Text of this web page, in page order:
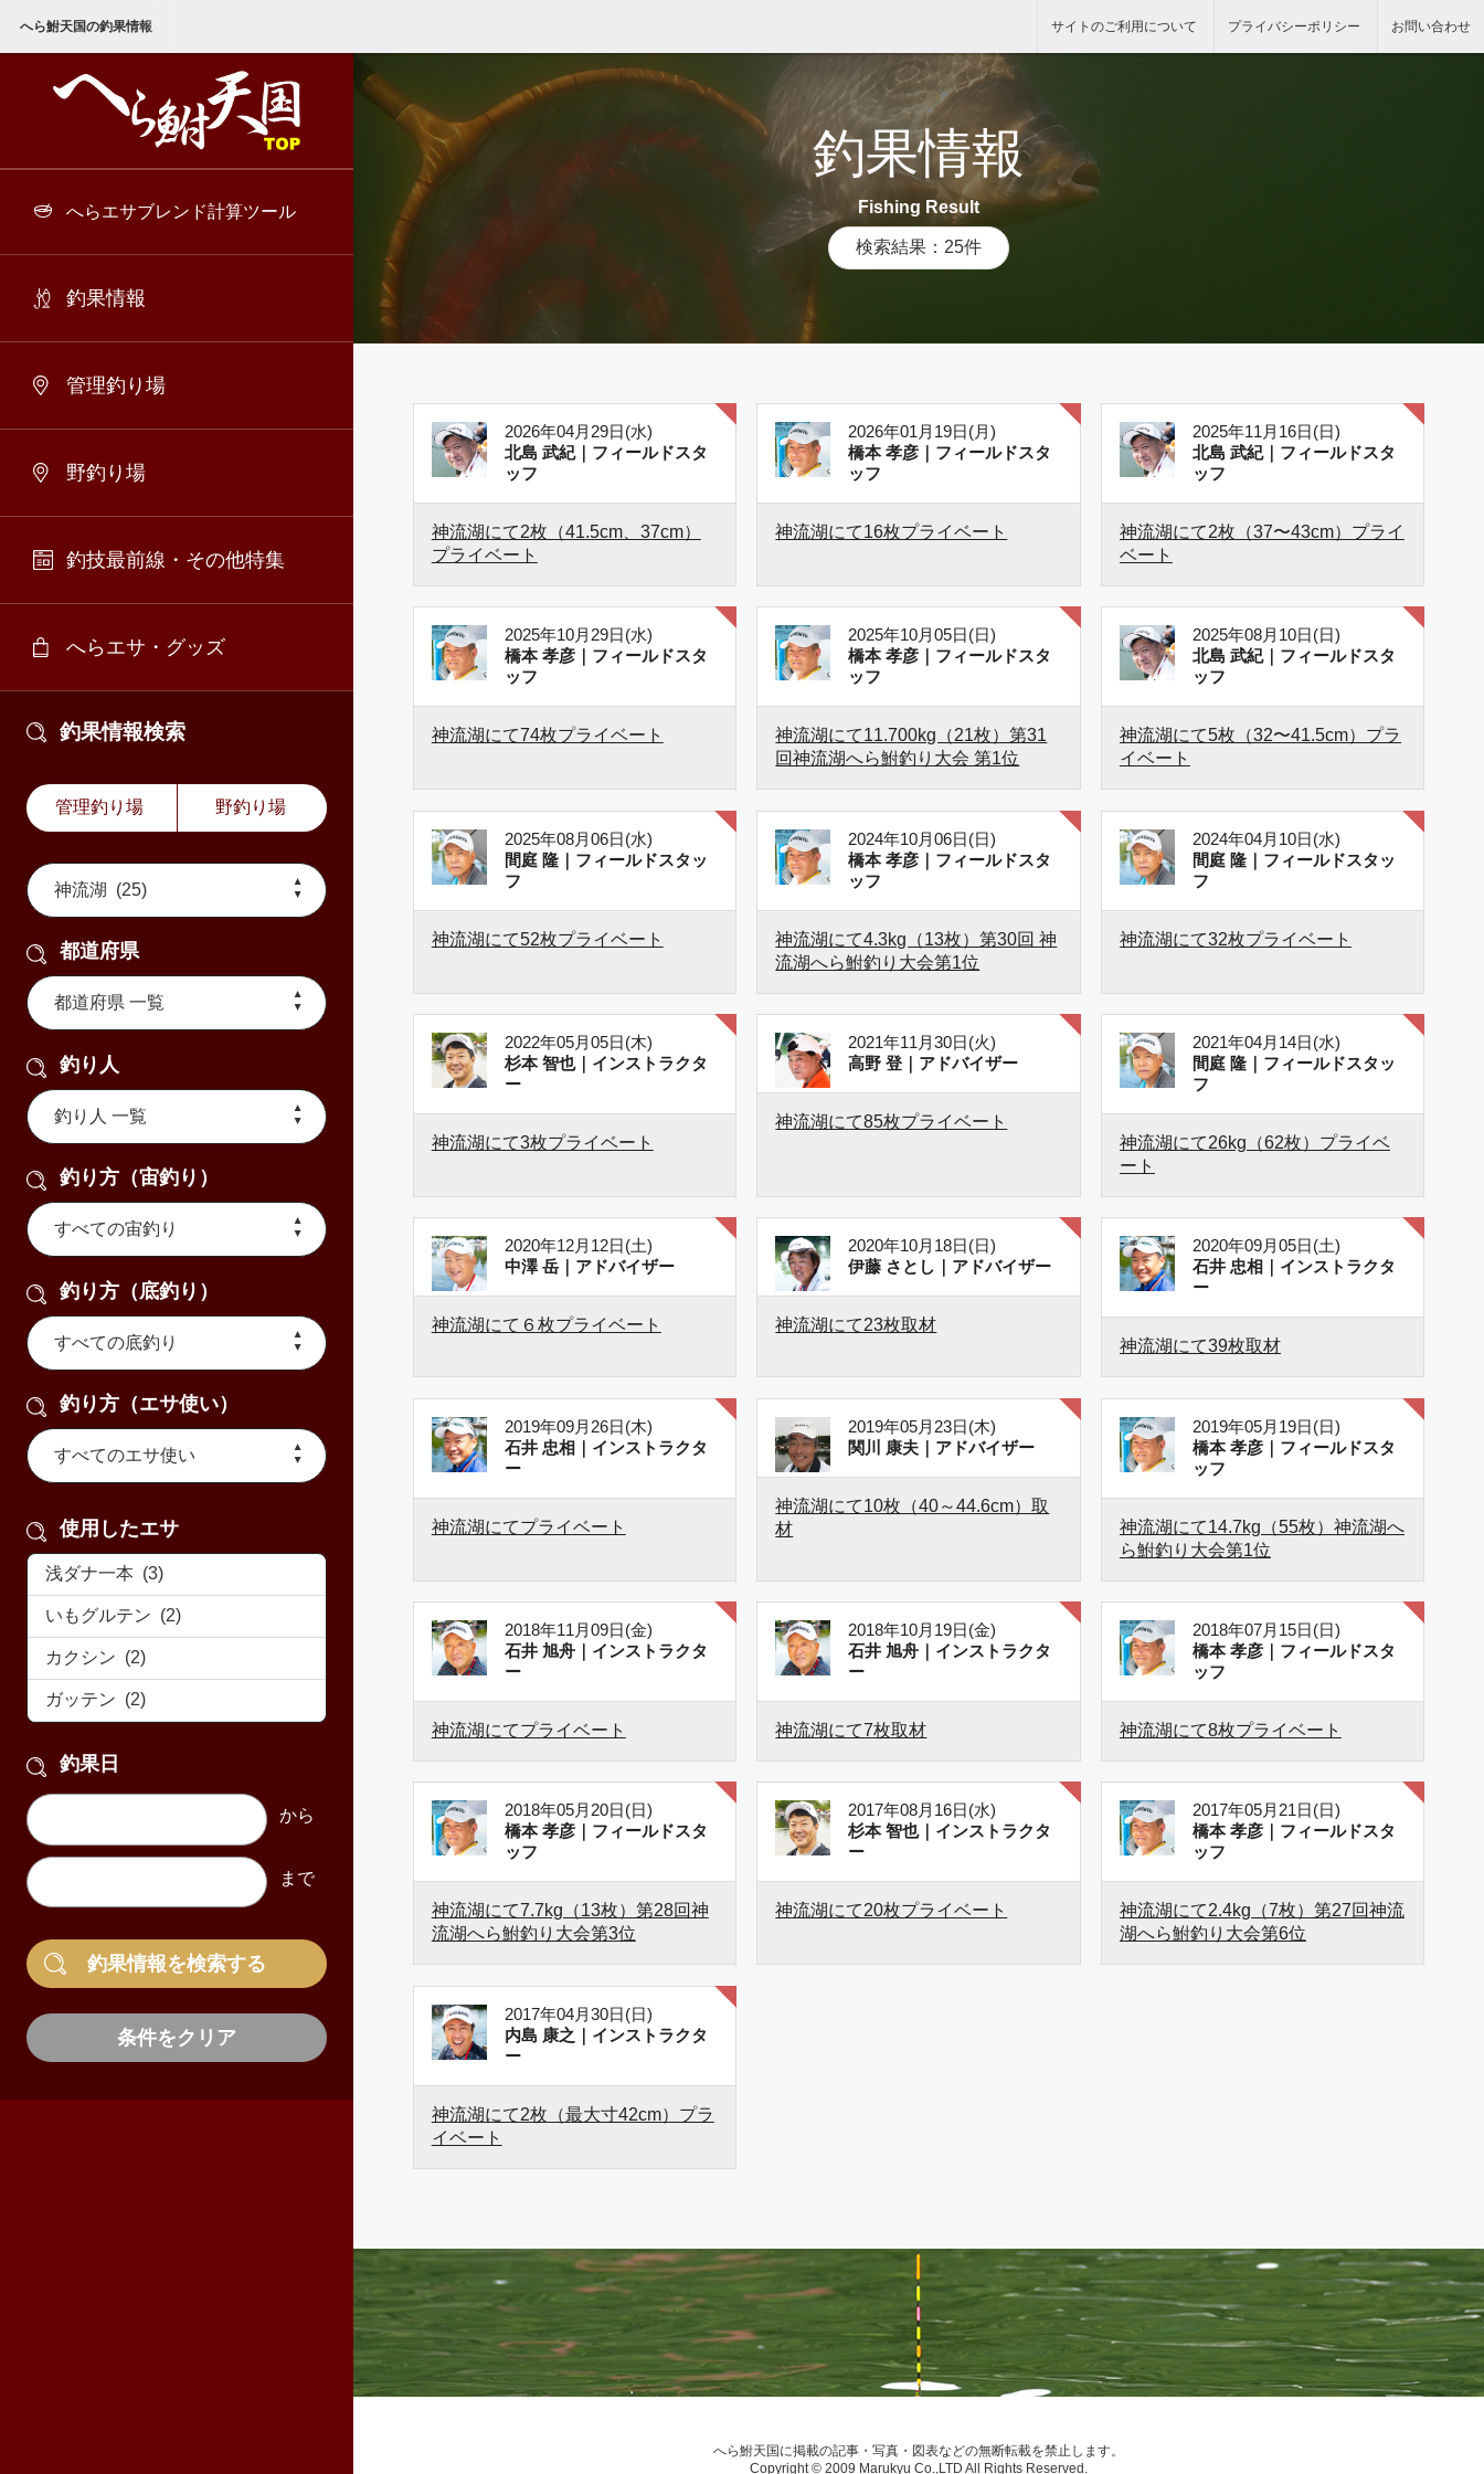
へら鮒天国の釣果情報 サイトのご利用について プライバシーポリシー お問い合わせ
へらエサブレンド計算ツール
釣果情報
管理釣り場
野釣り場
釣技最前線・その他特集
へらエサ・グッズ
釣果情報検索
管理釣り場 野釣り場
都道府県
釣り人
釣り方（宙釣り）
釣り方（底釣り）
釣り方（エサ使い）
使用したエサ
釣果日
条件をクリア
釣果情報
Fishing Result
検索結果：25件
2026年04月29日(水)
北島 武紀｜フィールドスタ
ッフ
神流湖にて2枚（41.5cm、37cm）
プライベート
2026年01月19日(月)
橋本 孝彦｜フィールドスタ
ッフ
神流湖にて16枚プライベート
2025年11月16日(日)
北島 武紀｜フィールドスタ
ッフ
神流湖にて2枚（37〜43cm）プライ
ベート
2025年10月29日(水)
橋本 孝彦｜フィールドスタ
ッフ
神流湖にて74枚プライベート
2025年10月05日(日)
橋本 孝彦｜フィールドスタ
ッフ
神流湖にて11.700kg（21枚）第31
回神流湖へら鮒釣り大会 第1位
2025年08月10日(日)
北島 武紀｜フィールドスタ
ッフ
神流湖にて5枚（32〜41.5cm）プラ
イベート
2025年08月06日(水)
間庭 隆｜フィールドスタッ
フ
神流湖にて52枚プライベート
2024年10月06日(日)
橋本 孝彦｜フィールドスタ
ッフ
神流湖にて4.3kg（13枚）第30回 神
流湖へら鮒釣り大会第1位
2024年04月10日(水)
間庭 隆｜フィールドスタッ
フ
神流湖にて32枚プライベート
2022年05月05日(木)
杉本 智也｜インストラクタ
ー
神流湖にて3枚プライベート
2021年11月30日(火)
高野 登｜アドバイザー
神流湖にて85枚プライベート
2021年04月14日(水)
間庭 隆｜フィールドスタッ
フ
神流湖にて26kg（62枚）プライベ
ート
2020年12月12日(土)
中澤 岳｜アドバイザー
神流湖にて６枚プライベート
2020年10月18日(日)
伊藤 さとし｜アドバイザー
神流湖にて23枚取材
2020年09月05日(土)
石井 忠相｜インストラクタ
ー
神流湖にて39枚取材
2019年09月26日(木)
石井 忠相｜インストラクタ
ー
神流湖にてプライベート
2019年05月23日(木)
関川 康夫｜アドバイザー
神流湖にて10枚（40～44.6cm）取
材
2019年05月19日(日)
橋本 孝彦｜フィールドスタ
ッフ
神流湖にて14.7kg（55枚）神流湖へ
ら鮒釣り大会第1位
2018年11月09日(金)
石井 旭舟｜インストラクタ
ー
神流湖にてプライベート
2018年10月19日(金)
石井 旭舟｜インストラクタ
ー
神流湖にて7枚取材
2018年07月15日(日)
橋本 孝彦｜フィールドスタ
ッフ
神流湖にて8枚プライベート
2018年05月20日(日)
橋本 孝彦｜フィールドスタ
ッフ
神流湖にて7.7kg（13枚）第28回神
流湖へら鮒釣り大会第3位
2017年08月16日(水)
杉本 智也｜インストラクタ
ー
神流湖にて20枚プライベート
2017年05月21日(日)
橋本 孝彦｜フィールドスタ
ッフ
神流湖にて2.4kg（7枚）第27回神流
湖へら鮒釣り大会第6位
2017年04月30日(日)
内島 康之｜インストラクタ
ー
神流湖にて2枚（最大寸42cm）プラ
イベート
へら鮒天国に掲載の記事・写真・図表などの無断転載を禁止します。
Copyright © 2009 Marukyu Co.,LTD All Rights Reserved.